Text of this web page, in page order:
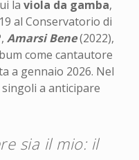
la viola da gamba,
al Conservatorio di
Amarsi Bene(2022),
come cantautore
a gennaio 2026. Nel
a anticipare
sia il mio: il